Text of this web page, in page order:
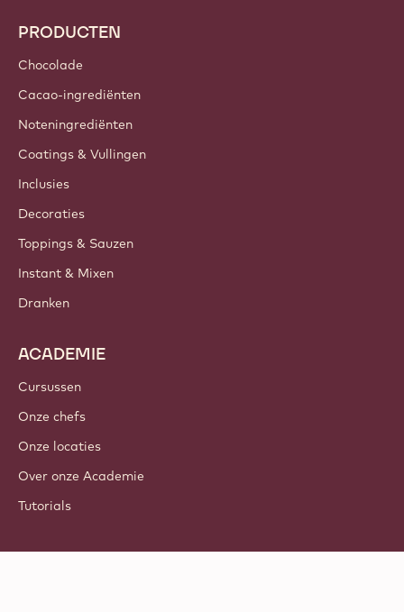
PRODUCTEN
Chocolade
Cacao-ingrediënten
Noteningrediënten
Coatings & Vullingen
Inclusies
Decoraties
Toppings & Sauzen
Instant & Mixen
Dranken
ACADEMIE
Cursussen
Onze chefs
Onze locaties
Over onze Academie
Tutorials